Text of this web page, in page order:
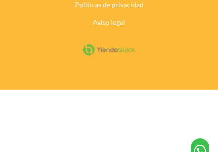
Politicas de privacidad
Aviso legal